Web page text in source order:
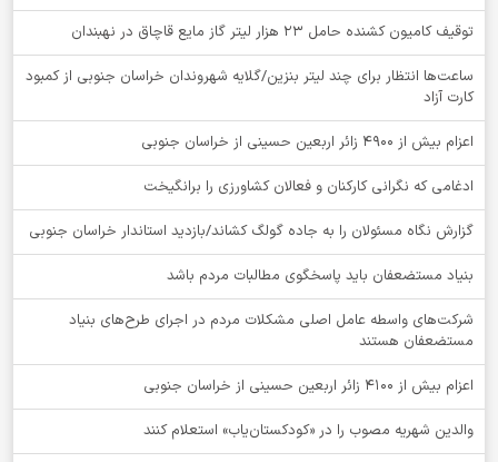
توقيف کامیون کشنده حامل 23 هزار لیتر گاز مایع قاچاق در نهبندان
ساعت‌ها انتظار برای چند لیتر بنزین/گلایه شهروندان خراسان جنوبی از کمبود
کارت آزاد
اعزام بیش از 4900 زائر اربعین حسینی از خراسان جنوبی
ادغامی که نگرانی کارکنان و فعالان کشاورزی را برانگیخت
گزارش نگاه مسئولان را به جاده گولگ کشاند/بازدید استاندار خراسان جنوبی
بنیاد مستضعفان باید پاسخگوی مطالبات مردم باشد
شرکت‌های واسطه عامل اصلی مشکلات مردم در اجرای طرح‌های بنیاد
مستضعفان هستند
اعزام بیش از 4100 زائر اربعین حسینی از خراسان جنوبی
والدین شهریه مصوب را در «کودکستان‌یاب» استعلام کنند